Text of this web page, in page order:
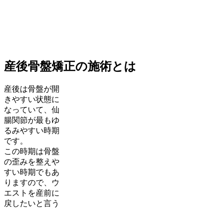
産後骨盤矯正の施術とは
産後は骨盤が開
きやすい状態に
なっていて、仙
腸関節が最もゆ
るみやすい時期
です。
この時期は骨盤
の歪みを整えや
すい時期でもあ
りますので、ウ
エストを産前に
戻したいと言う